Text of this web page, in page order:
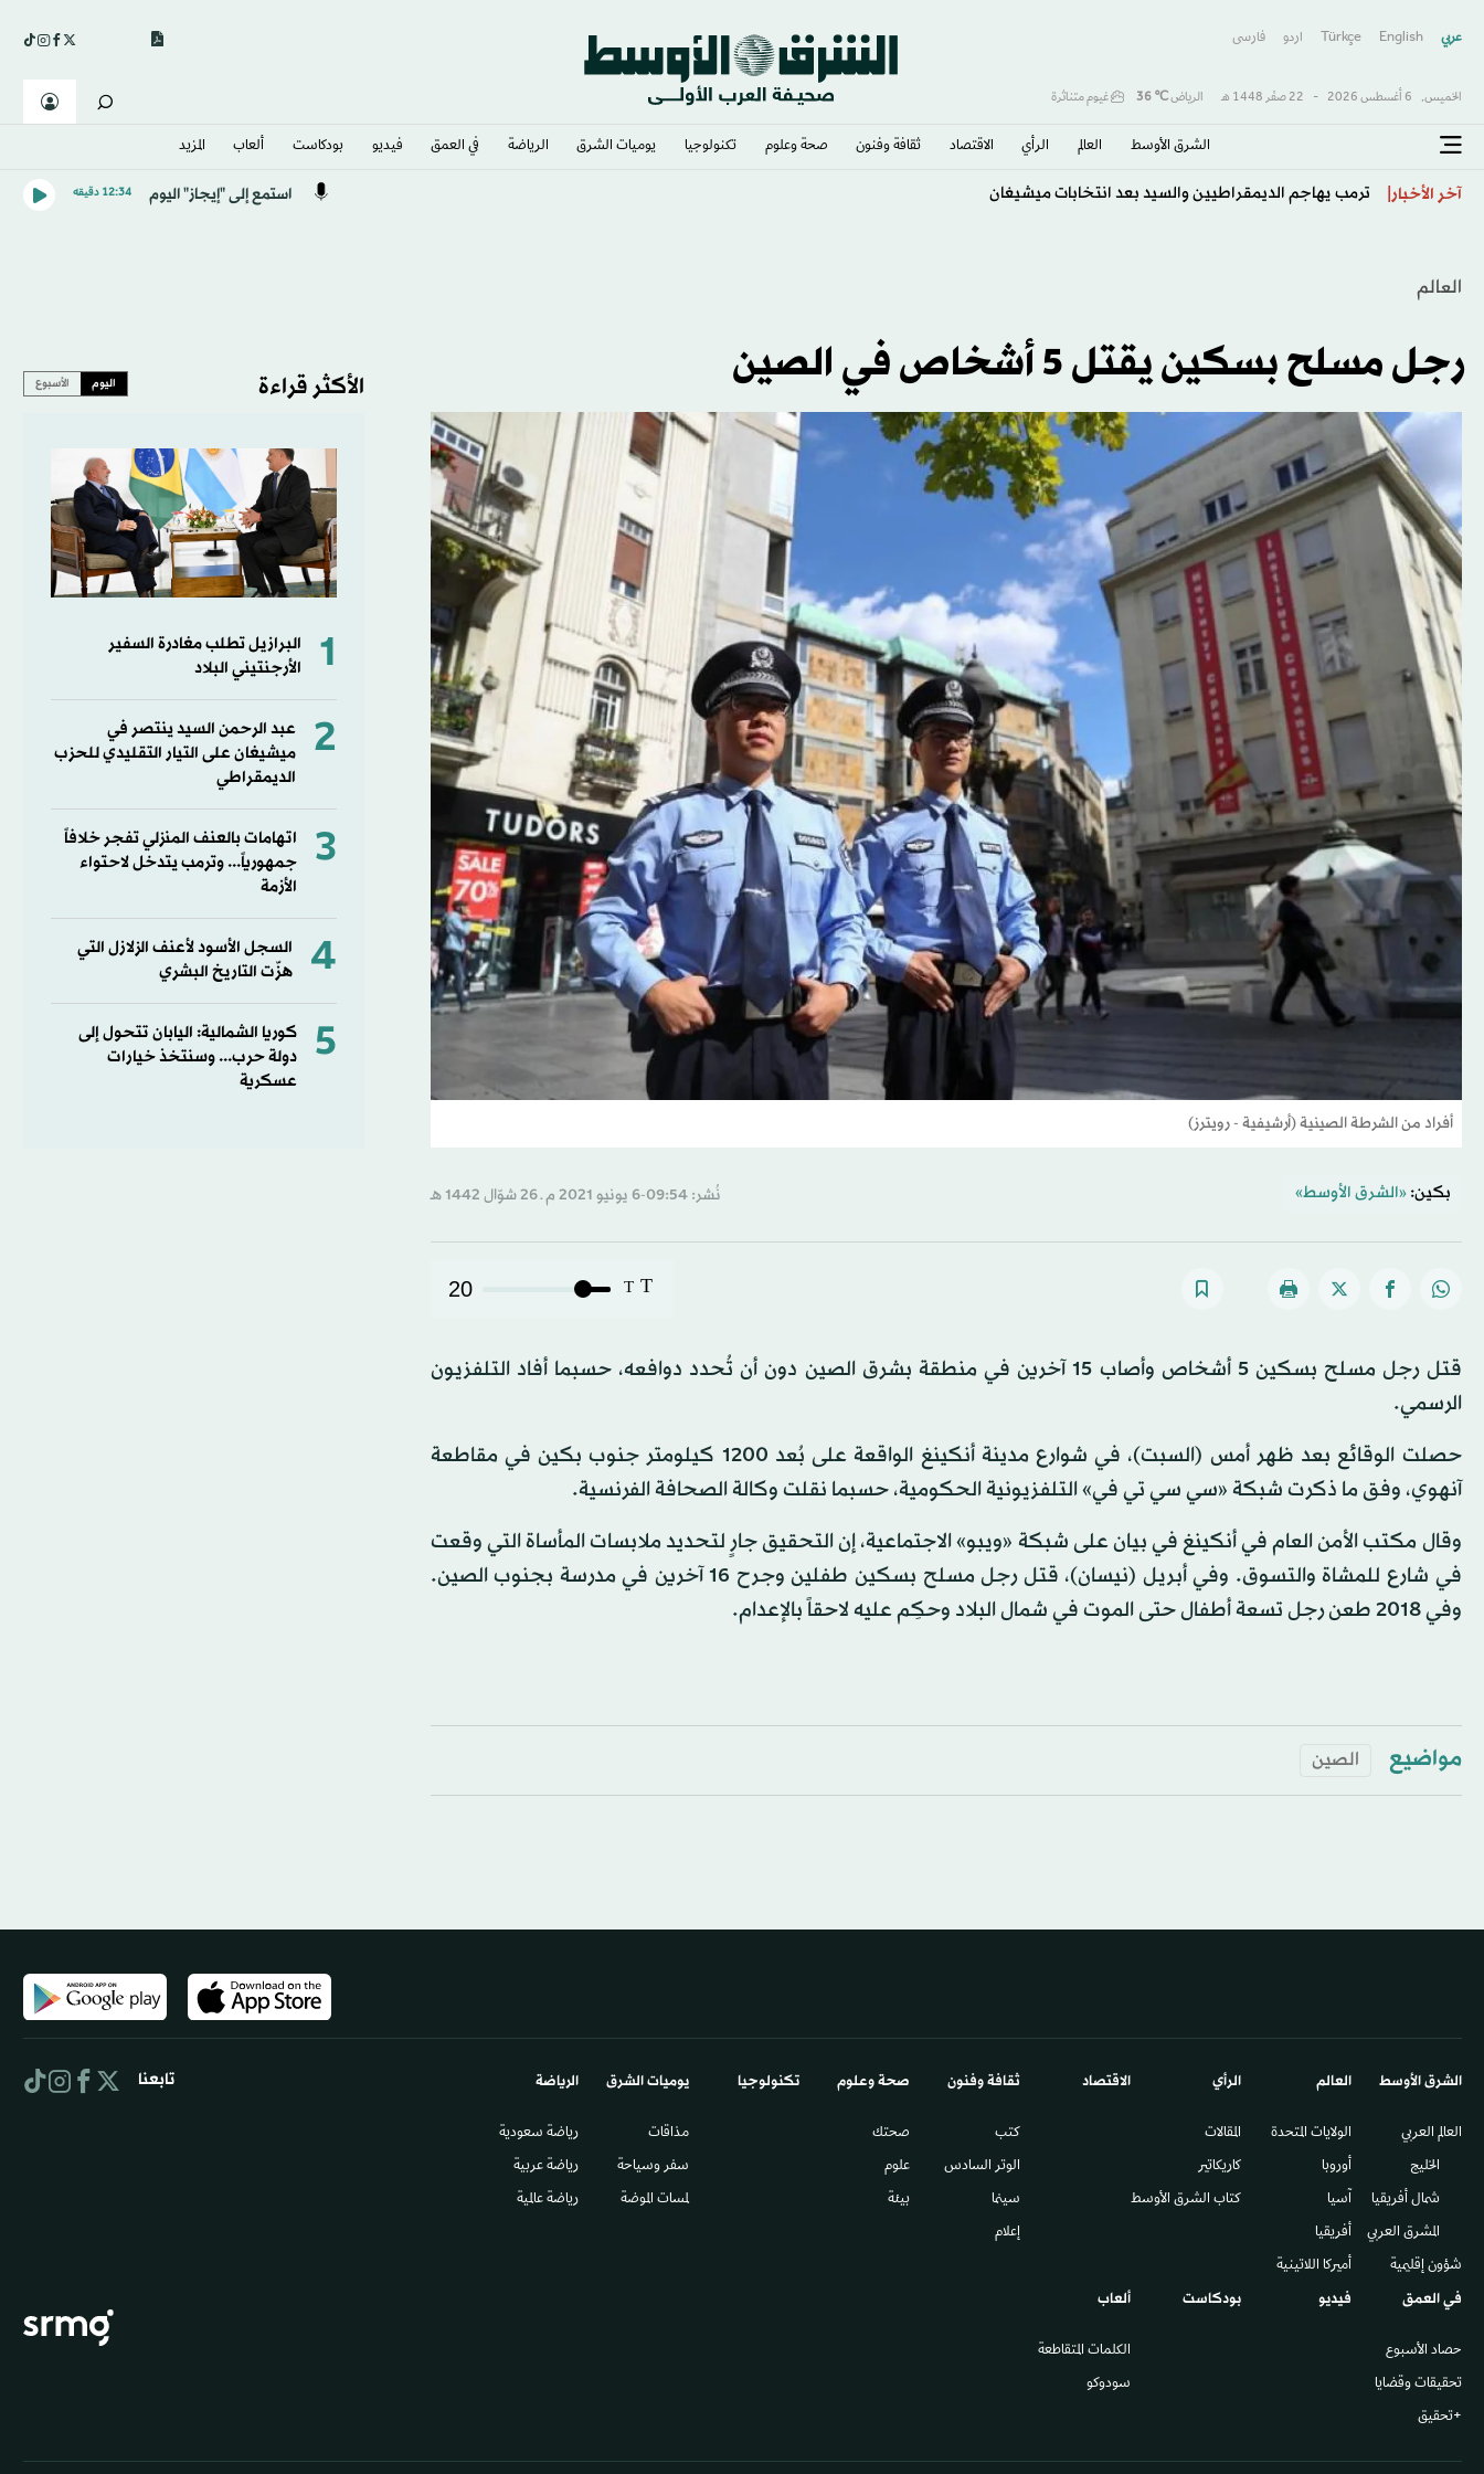
عربي English
Türkçe اردو فارسى
الخميس, 6 أغسطس 2026 - 22 صفَر 1448 هـ الرياض℃
36 غيوم متناثرة
الشرق الأوسط​ العالم الرأي الاقتصاد ثقافة وفنون صحة وعلوم تكنولوجيا يوميات الشرق​ الرياضة في العمق فيديو بودكاست ألعاب المزيد
آخر الأخبار ترمب يهاجم الديمقراطيين والسيد بعد انتخابات ميشيغان استمع إلى "إيجاز" اليوم 12:34 دقيقه
العالم
رجل مسلح بسكين يقتل 5 أشخاص في الصين
أفراد من الشرطة الصينية (أرشيفية - رويترز)
بكين: «الشرق الأوسط» نُشر: 09:54-6 يونيو 2021 م ـ 26 شوّال 1442 هـ
T
T
20
قتل رجل مسلح بسكين 5 أشخاص وأصاب 15 آخرين في منطقة بشرق الصين دون أن تُحدد دوافعه، حسبما أفاد التلفزيون
الرسمي.
حصلت الوقائع بعد ظهر أمس (السبت)، في شوارع مدينة أنكينغ الواقعة على بُعد 1200 كيلومتر جنوب بكين في مقاطعة
آنهوي، وفق ما ذكرت شبكة «سي سي تي في» التلفزيونية الحكومية، حسبما نقلت وكالة الصحافة الفرنسية.
وقال مكتب الأمن العام في أنكينغ في بيان على شبكة «ويبو» الاجتماعية، إن التحقيق جارٍ لتحديد ملابسات المأساة التي وقعت
في شارع للمشاة والتسوق. وفي أبريل (نيسان)، قتل رجل مسلح بسكين طفلين وجرح 16 آخرين في مدرسة بجنوب الصين.
وفي 2018 طعن رجل تسعة أطفال حتى الموت في شمال البلاد وحكِم عليه لاحقاً بالإعدام.
مواضيع الصين
الأكثر قراءة اليوم الأسبوع
1
البرازيل تطلب مغادرة السفير
الأرجنتيني البلاد
2
عبد الرحمن السيد ينتصر في
ميشيغان على التيار التقليدي للحزب
الديمقراطي
3
اتهامات بالعنف المنزلي تفجر خلافاً
جمهورياً... وترمب يتدخل لاحتواء
الأزمة
4
السجل الأسود لأعنف الزلازل التي
هزّت التاريخ البشري
5
كوريا الشمالية: اليابان تتحول إلى
دولة حرب... وسنتخذ خيارات
عسكرية
الشرق الأوسط​
العالم العربي
الخليج
شمال أفريقيا
المشرق العربي
شؤون إقليمية
العالم
الولايات المتحدة
أوروبا
آسيا
أفريقيا
أميركا اللاتينية
الرأي
المقالات
كاريكاتير
كتاب الشرق الأوسط
الاقتصاد ثقافة وفنون
كتب
الوتر السادس​
سينما
إعلام
صحة وعلوم
صحتك
علوم
بيئة
تكنولوجيا يوميات الشرق​
مذاقات
سفر وسياحة
لمسات الموضة
الرياضة
رياضة سعودية
رياضة عربية
رياضة عالمية
في العمق
حصاد الأسبوع
تحقيقات وقضايا
+تحقيق
فيديو بودكاست ألعاب
الكلمات المتقاطعة
سودوكو
تابعنا